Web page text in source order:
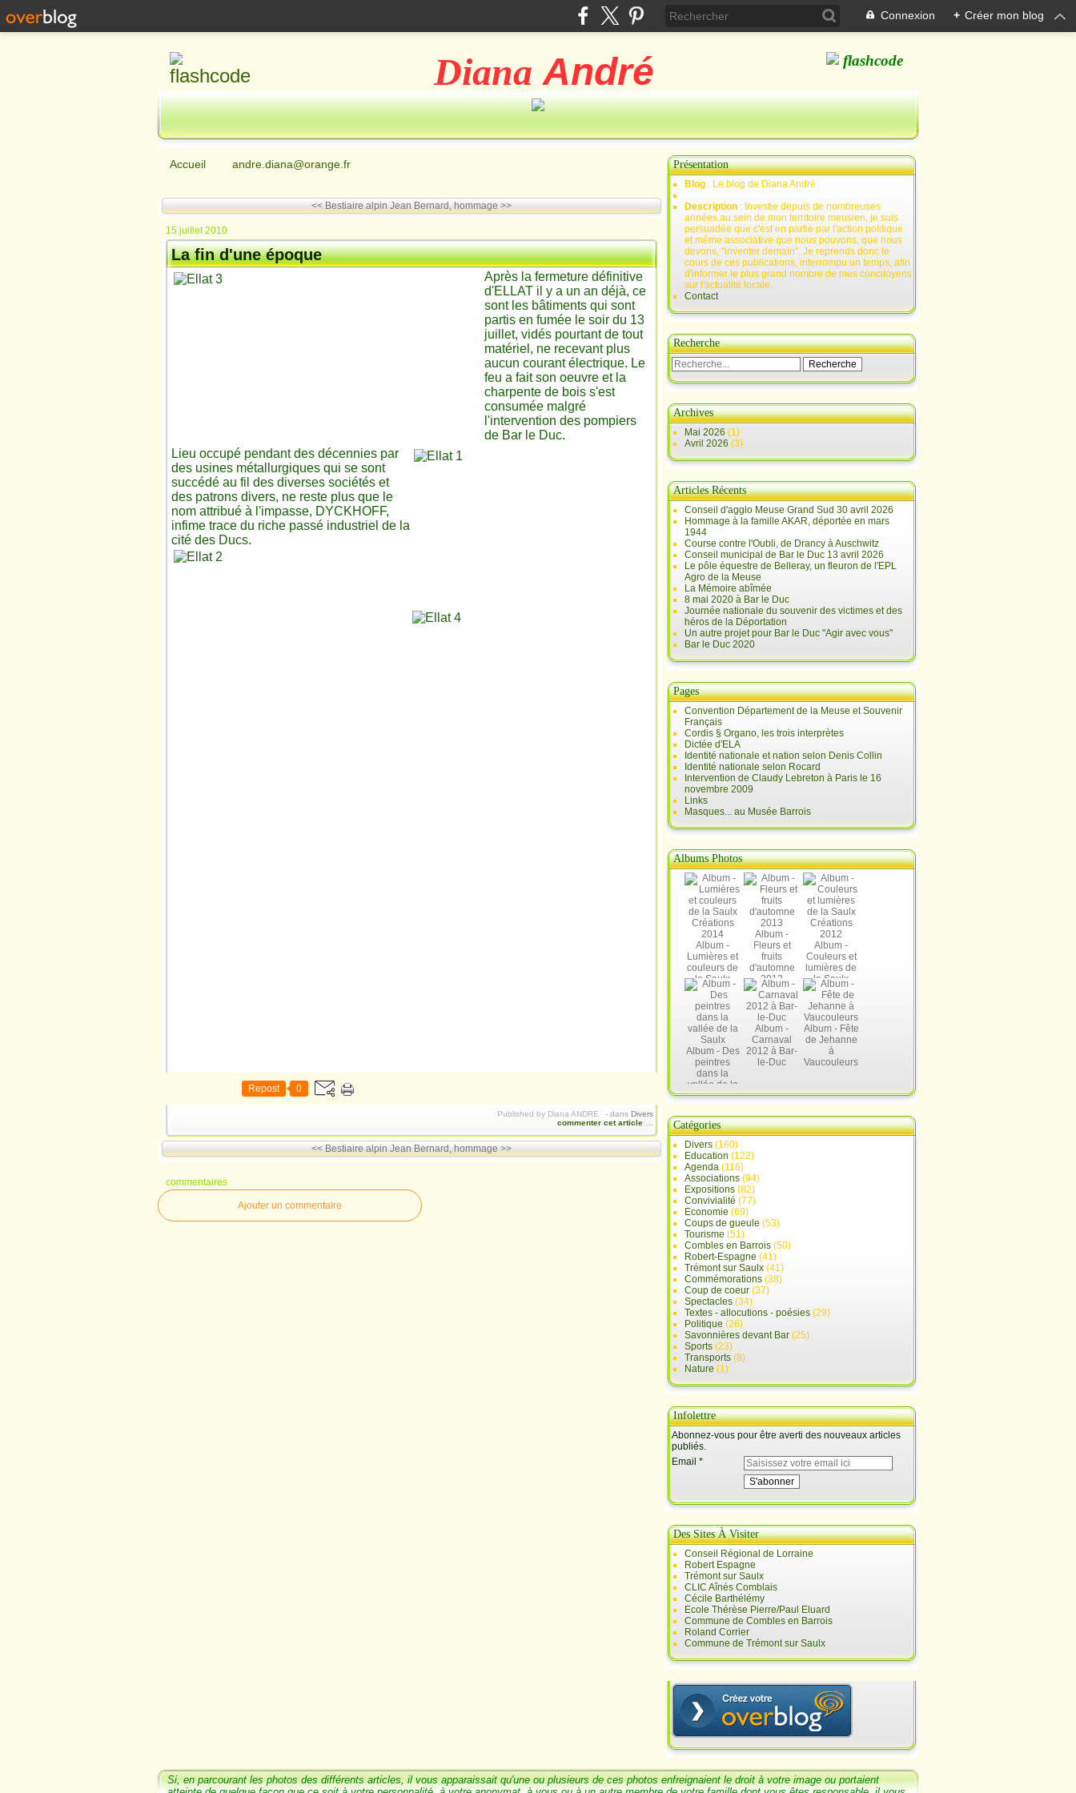
Connexion + Créer mon blog
Diana André
Accueil andre.diana@orange.fr
<< Bestiaire alpin Jean Bernard, hommage >>
15 juillet 2010
La fin d'une époque
Après la fermeture définitive
d'ELLAT il y a un an déjà, ce
sont les bâtiments qui sont
partis en fumée le soir du 13
juillet, vidés pourtant de tout
matériel, ne recevant plus
aucun courant électrique. Le
feu a fait son oeuvre et la
charpente de bois s'est
consumée malgré
l'intervention des pompiers
de Bar le Duc.
Lieu occupé pendant des décennies par
des usines métallurgiques qui se sont
succédé au fil des diverses sociétés et
des patrons divers, ne reste plus que le
nom attribué à l'impasse, DYCKHOFF,
infime trace du riche passé industriel de la
cité des Ducs.
Repost 0
Published by Diana ANDRE - dans Divers
commenter cet article
<< Bestiaire alpin Jean Bernard, hommage >>
commentaires
Ajouter un commentaire
Présentation
Blog : Le blog de Diana André
Description : Investie depuis de nombreuses
années au sein de mon territoire meusien, je suis
persuadée que c'est en partie par l'action politique
et même associative que nous pouvons, que nous
devons, "inventer demain". Je reprends donc le
cours de ces publications, interrompu un temps, afin
d'informer le plus grand nombre de mes concitoyens
sur l'actualité locale.
Contact
Recherche
Archives
Mai 2026 (1)
Avril 2026 (3)
Articles Récents
Conseil d'agglo Meuse Grand Sud 30 avril 2026
Hommage à la famille AKAR, déportée en mars
1944
Course contre l'Oubli, de Drancy à Auschwitz
Conseil municipal de Bar le Duc 13 avril 2026
Le pôle équestre de Belleray, un fleuron de l'EPL
Agro de la Meuse
La Mémoire abîmée
8 mai 2020 à Bar le Duc
Journée nationale du souvenir des victimes et des
héros de la Déportation
Un autre projet pour Bar le Duc "Agir avec vous"
Bar le Duc 2020
Pages
Convention Département de la Meuse et Souvenir
Français
Cordis § Organo, les trois interprètes
Dictée d'ELA
Identité nationale et nation selon Denis Collin
Identité nationale selon Rocard
Intervention de Claudy Lebreton à Paris le 16
novembre 2009
Links
Masques... au Musée Barrois
Albums Photos
Album -
Lumières et
couleurs de
la Saulx
Créations
2014
Album -
Fleurs et
fruits
d'automne
2013
Album -
Couleurs et
lumières de
la Saulx
Créations
2012
Album - Des
peintres
dans la
vallée de la
Saulx
Album -
Carnaval
2012 à Bar-
le-Duc
Album - Fête
de Jehanne
à
Vaucouleurs
Catégories
Divers (160)
Education (122)
Agenda (116)
Associations (94)
Expositions (82)
Convivialité (77)
Economie (69)
Coups de gueule (53)
Tourisme (51)
Combles en Barrois (50)
Robert-Espagne (41)
Trémont sur Saulx (41)
Commémorations (38)
Coup de coeur (37)
Spectacles (34)
Textes - allocutions - poésies (29)
Politique (26)
Savonnières devant Bar (25)
Sports (23)
Transports (8)
Nature (1)
Infolettre
Abonnez-vous pour être averti des nouveaux articles
publiés.
Email
Des Sites À Visiter
Conseil Régional de Lorraine
Robert Espagne
Trémont sur Saulx
CLIC Aînés Comblais
Cécile Barthélémy
Ecole Thérèse Pierre/Paul Eluard
Commune de Combles en Barrois
Roland Corrier
Commune de Trémont sur Saulx
Si, en parcourant les photos des différents articles, il vous apparaissait qu'une ou plusieurs de ces photos enfreignaient le droit à votre image ou portaient